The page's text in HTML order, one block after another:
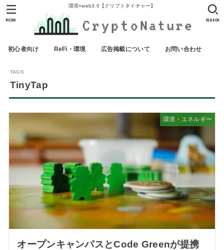
環境×web3.0【クリプトネイチャー】
初心者向け ReFi・環境 広告掲載について お問い合わせ
SEARCH
MENU
TinyTap
環境・エネルギー
オープンキャンパスとCode Greenが提携